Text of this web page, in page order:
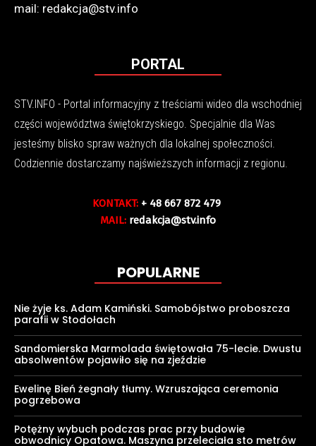
mail: redakcja@stv.info
PORTAL
STV.INFO - Portal informacyjny z treściami wideo dla wschodniej
części województwa świętokrzyskiego. Specjalnie dla Was
jesteśmy blisko spraw ważnych dla lokalnej społeczności.
Codziennie dostarczamy najświeższych informacji z regionu.
KONTAKT: + 48 667 872 479
MAIL: redakcja@stv.info
POPULARNE
Nie żyje ks. Adam Kamiński. Samobójstwo proboszcza
parafii w Stodołach
Sandomierska Marmolada świętowała 75-lecie. Dwustu
absolwentów pojawiło się na zjeździe
Ewelinę Bień żegnały tłumy. Wzruszająca ceremonia
pogrzebowa
Potężny wybuch podczas prac przy budowie
obwodnicy Opatowa. Maszyna przeleciała sto metrów